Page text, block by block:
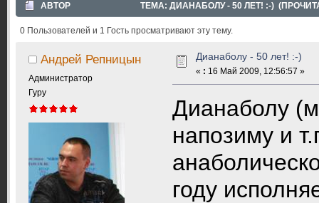
АВТОР ТЕМА: ДИАНАБОЛУ - 50 ЛЕТ! :-)
0 Пользователей и 1 Гость просматривают эту тему.
Андрей Репницын
Администратор
Гуру
Дианаболу - 50 лет! :-)
« : 16 Май 2009, 12:56:57 »
Дианаболу
напозиму и
году